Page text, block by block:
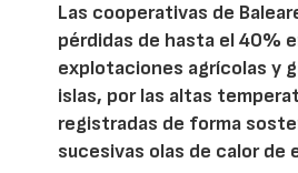
Las cooperativas de
pérdidas de hasta el 40%
explotaciones agrícolas y
islas, por las altas
registradas de forma
sucesivas olas de calor de